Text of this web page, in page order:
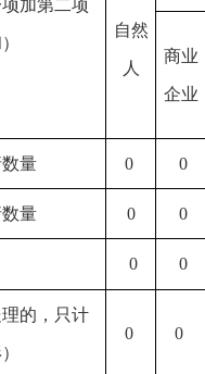
加第二项
自然
人
商业
企业
量 0 0
量 0 0
0 0
理的，只计
0 0